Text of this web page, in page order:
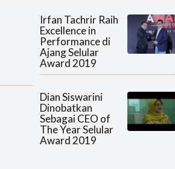
Irfan Tachrir Raih
Excellence in
Performance di
Ajang Selular
Award 2019
Dian Siswarini
Dinobatkan
Sebagai CEO of
The Year Selular
Award 2019